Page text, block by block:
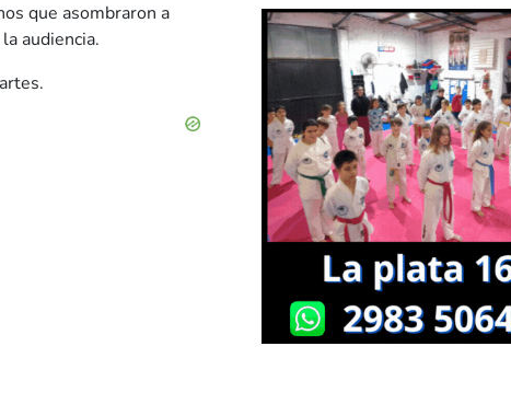
que asombraron a
audiencia.